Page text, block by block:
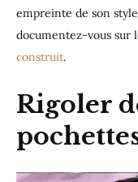
empreinte de son
documentez-vous sur
construit.
Rigoler